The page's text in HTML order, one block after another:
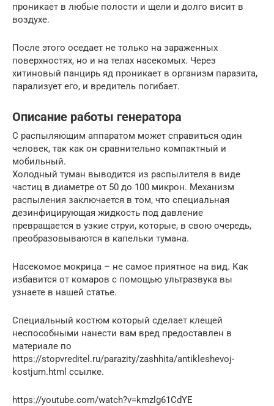
проникает в любые полости и щели и долго висит в
воздухе.
После этого оседает не только на зараженных
поверхностях, но и на телах насекомых. Через
хитиновый панцирь яд проникает в организм паразита,
парализует его, и вредитель погибает.
Описание работы генератора
С распыляющим аппаратом может справиться один
человек, так как он сравнительно компактный и
мобильный.
Холодный туман выводится из распылителя в виде
частиц в диаметре от 50 до 100 микрон. Механизм
распыления заключается в том, что специальная
дезинфицирующая жидкость под давление
превращается в узкие струи, которые, в свою очередь,
преобразовываются в капельки тумана.
Насекомое мокрица – не самое приятное на вид. Как
избавится от комаров с помощью ультразвука вы
узнаете в нашей статье.
Специальный костюм который сделает клещей
неспособными нанести вам вред предоставлен в
материале по
https://stopvreditel.ru/parazity/zashhita/antikleshevoj-
kostjum.html ссылке.
https://youtube.com/watch?v=kmzlg61CdYE